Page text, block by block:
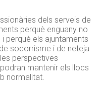
dels serveis de
perquè enguany no
perquè els ajuntaments
socorrisme i de neteja
perspectives
mantenir els llocs
normalitat.